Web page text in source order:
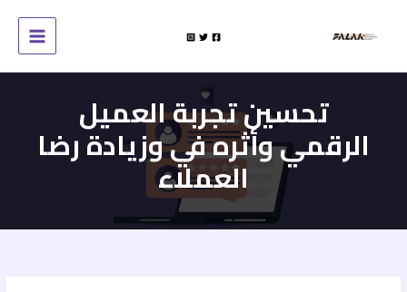
تحسين تجربة العميل
الرقمي وأثره في وزيادة رضا
العملاء